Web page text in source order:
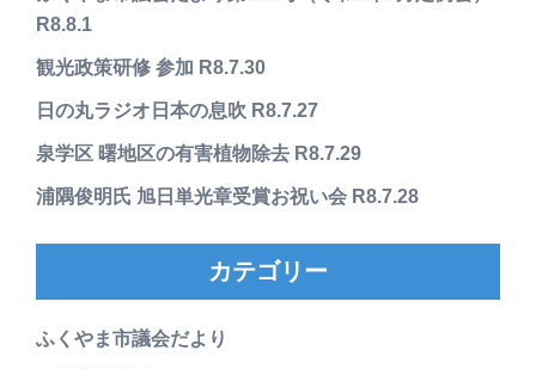
R8.8.1
観光政策研修 参加 R8.7.30
日の丸ラジオ日本の息吹 R8.7.27
泉学区 曙地区の有害植物除去 R8.7.29
浦隅俊明氏 旭日単光章受賞お祝い会 R8.7.28
カテゴリー
ふくやま市議会だより